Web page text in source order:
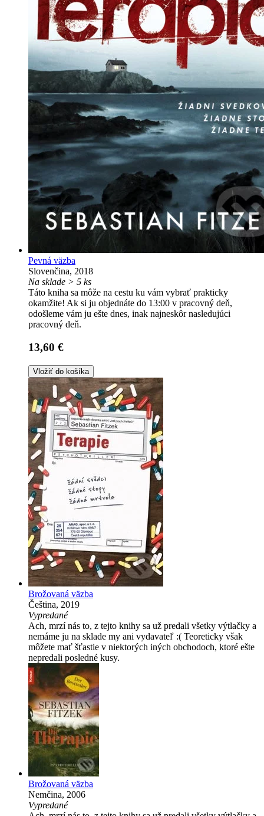
Pevná väzba
Slovenčina, 2018
Na sklade > 5 ks
Táto kniha sa môže na cestu ku vám vybrať prakticky
okamžite! Ak si ju objednáte do 13:00 v pracovný deň,
odošleme vám ju ešte dnes, inak najneskôr nasledujúci
pracovný deň.
13,60 €
Vložiť do košíka
Brožovaná väzba
Čeština, 2019
Vypredané
Ach, mrzí nás to, z tejto knihy sa už predali všetky výtlačky a
nemáme ju na sklade my ani vydavateľ :( Teoreticky však
môžete mať šťastie v niektorých iných obchodoch, ktoré ešte
nepredali posledné kusy.
Brožovaná väzba
Nemčina, 2006
Vypredané